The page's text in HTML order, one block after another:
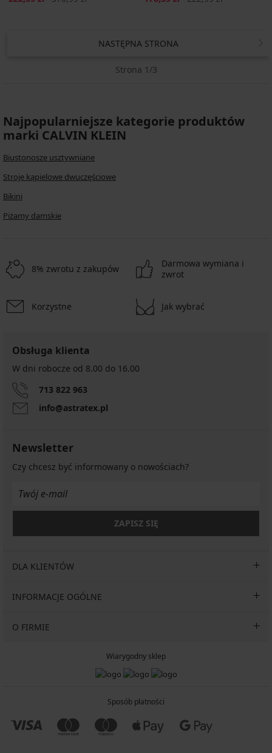
NASTĘPNA STRONA
Strona 1/3
Najpopularniejsze kategorie produktów
marki CALVIN KLEIN
Biustonosze usztywniane
Stroje kąpielowe dwuczęściowe
Bikini
Piżamy damskie
8% zwrotu z zakupów
Darmowa wymiana i
zwrot
Korzystne Jak wybrać
Obsługa klienta
W dni robocze od 8.00 do 16.00
713 822 963
info@astratex.pl
Newsletter
Czy chcesz być informowany o nowościach?
ZAPISZ SIĘ
DLA KLIENTÓW
INFORMACJE OGÓLNE
O FIRMIE
Wiarygodny sklep
Sposób płatności